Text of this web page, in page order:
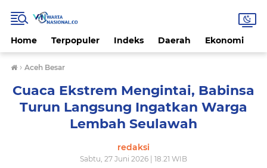
Home Terpopuler Indeks Daerah Ekonomi
› Aceh Besar
Cuaca Ekstrem Mengintai, Babinsa
Turun Langsung Ingatkan Warga
Lembah Seulawah
redaksi
Sabtu, 27 Juni 2026 | 18.21 WIB